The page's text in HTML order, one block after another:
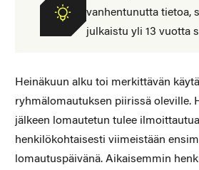
vanhentunutta tietoa,
julkaistu yli 13 vuotta
Heinäkuun alku toi merkittävän
ryhmälomautuksen piirissä oleville.
jälkeen lomautetun tulee
henkilökohtaisesti viimeistään
lomautuspäivänä. Aikaisemmin